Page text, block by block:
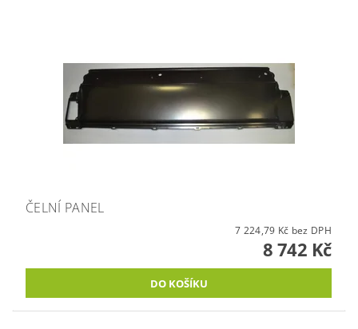
ČELNÍ PANEL
7 224,79 Kč bez DPH
8 742 Kč